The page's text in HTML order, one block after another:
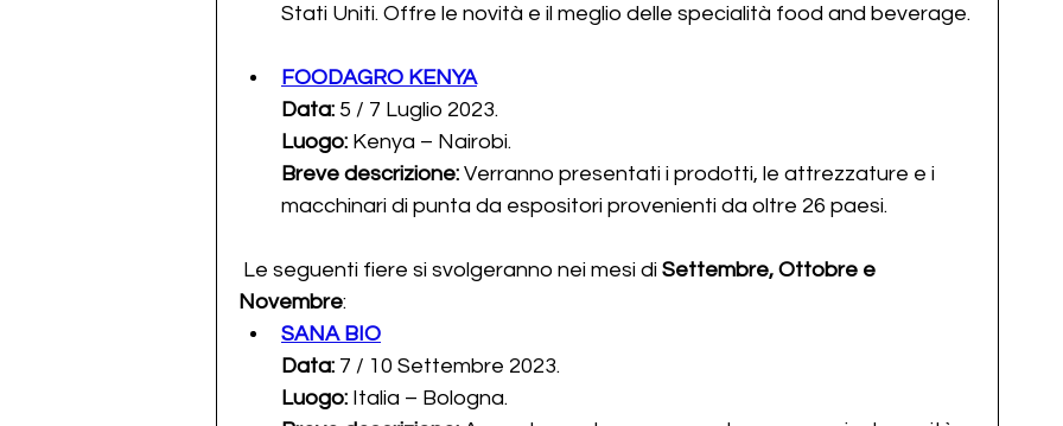
Stati Uniti. Offre le novità e il meglio delle specialità food and beverage.
FOODAGRO KENYA
Data: 5 / 7 Luglio 2023.
Luogo: Kenya – Nairobi.
Breve descrizione: Verranno presentati i prodotti, le attrezzature e i
macchinari di punta da espositori provenienti da oltre 26 paesi.
Le seguenti fiere si svolgeranno nei mesi di Settembre, Ottobre e
Novembre:
SANA BIO
Data: 7 / 10 Settembre 2023.
Luogo: Italia – Bologna.